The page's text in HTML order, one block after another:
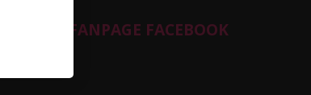
FANPAGE FACEBOOK